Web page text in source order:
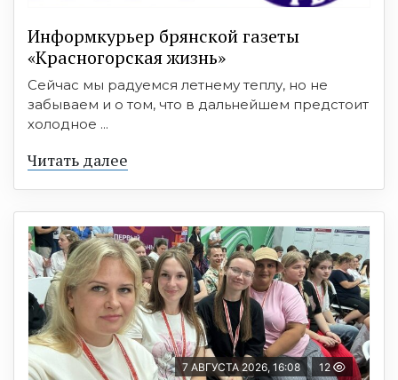
Информкурьер брянской газеты
«Красногорская жизнь»
Сейчас мы радуемся летнему теплу, но не
забываем и о том, что в дальнейшем предстоит
холодное ...
Читать далее
7 АВГУСТА 2026, 16:08 12